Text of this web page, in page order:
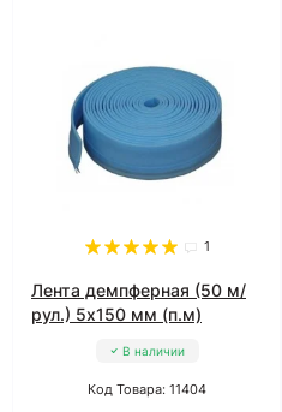
1
Лента демпферная (50 м/
рул.) 5x150 мм (п.м)
В наличии
Код Товара: 11404